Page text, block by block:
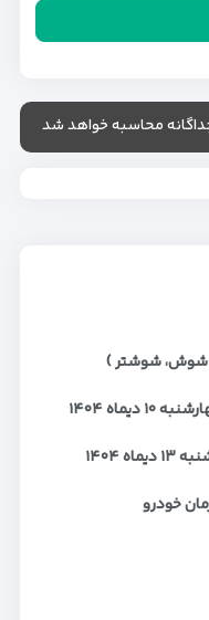
جداگانه محاسبه خواهد شد
شوش، شوشتر )
۱۰دیماه۱۴۰۴
۱۳دیماه۱۴۰۴
خودرو